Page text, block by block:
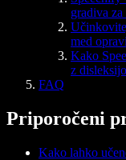
gradiva
med
Kako
z
FAQ
Priporočeni
Kako lahko